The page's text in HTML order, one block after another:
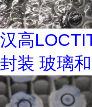
汉高
封装 玻璃